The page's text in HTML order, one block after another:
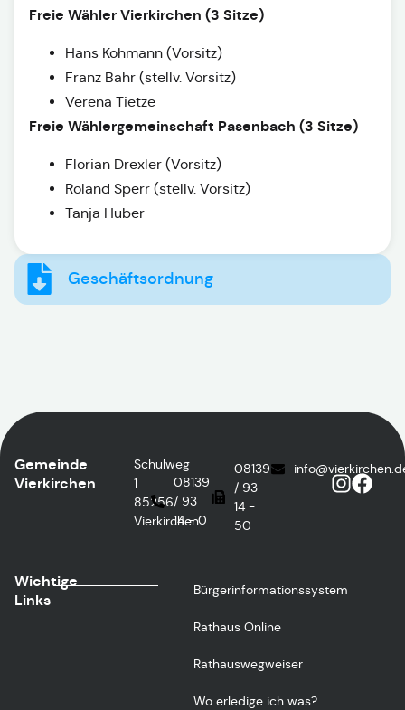
Freie Wähler Vierkirchen (3 Sitze)
Hans Kohmann (Vorsitz)
Franz Bahr (stellv. Vorsitz)
Verena Tietze
Freie Wählergemeinschaft Pasenbach (3 Sitze)
Florian Drexler (Vorsitz)
Roland Sperr (stellv. Vorsitz)
Tanja Huber
Geschäftsordnung
Gemeinde
Vierkirchen
Schulweg
1
85256
Vierkirchen
08139
/ 93
14 - 0
08139
/ 93
14 -
50
Wichtige
Links
Bürgerinformationssystem
Rathaus Online
Rathauswegweiser
Wo erledige ich was?